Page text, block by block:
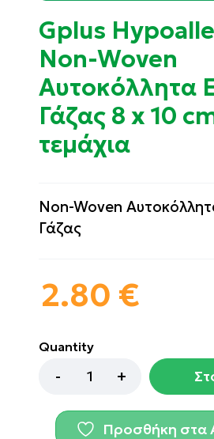
Gplus
Non-Woven
Αυτοκόλλητα
Γάζας 8 x 10
τεμάχια
Non-Woven
Γάζας
2.80 €
Quantity
Προσθήκη στα